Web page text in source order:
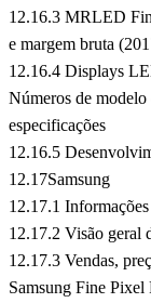
12.16.3 MRLED
e margem bruta
12.16.4 Displays
Números de modelo
especificações
12.16.5
12.17Samsung
12.17.1
12.17.2 Visão geral
12.17.3 Vendas,
Samsung Fine